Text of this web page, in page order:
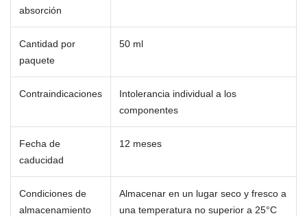
absorción
Cantidad por
paquete
50 ml
Contraindicaciones
Intolerancia individual a los
componentes
Fecha de
caducidad
12 meses
Condiciones de
almacenamiento
Almacenar en un lugar seco y fresco a
una temperatura no superior a 25°C